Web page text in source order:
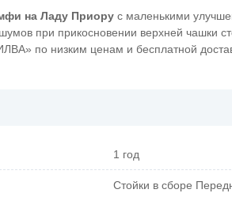
на Ладу Приору с маленькими
при прикосновении верхней чашки
по низким ценам и бесплатной
1 год
Стойки в сборе